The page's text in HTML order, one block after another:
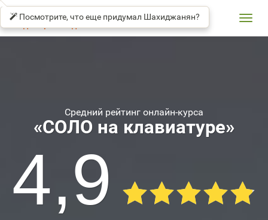
СОЛО КЛАВИАТУРЕ
Средний рейтинг онлайн-курса
«СОЛО на клавиатуре»
4,9
Посмотрите, что еще придумал Шахиджанян?